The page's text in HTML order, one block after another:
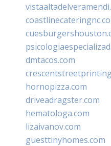
dmtacos.com
hornopizza.com
driveadragster.com
hematologa.com
lizaivanov.com
guesttinyhomes.com